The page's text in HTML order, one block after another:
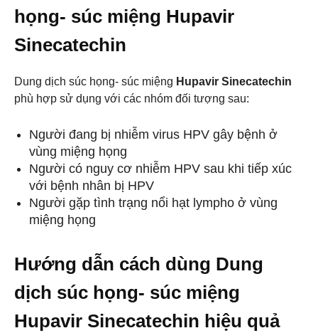
họng- súc miệng Hupavir
Sinecatechin
Dung dịch súc họng- súc miệng Hupavir Sinecatechin
phù hợp sử dụng với các nhóm đối tượng sau:
Người đang bị nhiễm virus HPV gây bệnh ở
vùng miệng họng
Người có nguy cơ nhiễm HPV sau khi tiếp xúc
với bệnh nhân bị HPV
Người gặp tình trạng nổi hạt lympho ở vùng
miệng họng
Hướng dẫn cách dùng Dung
dịch súc họng- súc miệng
Hupavir Sinecatechin hiệu quả